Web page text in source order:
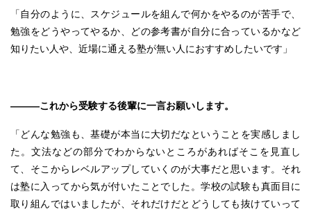
「自分のように、スケジュールを組んで何かをやるのが苦手で、
勉強をどうやってやるか、どの参考書が自分に合っているかなど
知りたい人や、近場に通える塾が無い人におすすめしたいです」
———これから受験する後輩に一言お願いします。
「どんな勉強も、基礎が本当に大切だなということを実感しまし
た。文法などの部分でわからないところがあればそこを見直し
て、そこからレベルアップしていくのが大事だと思います。それ
は塾に入ってから気が付いたことでした。学校の試験も真面目に
取り組んではいましたが、それだけだとどうしても抜けていって